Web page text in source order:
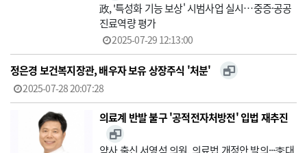
政, '특성화 기능 보상' 시범사업 실시…중증·공공
진료역량 평가
2025-07-29 12:13:00
정은경 보건복지장관, 배우자 보유 상장주식 '처분'
2025-07-28 20:07:28
의료계 반발 불구 '공적전자처방전' 입법 재추진